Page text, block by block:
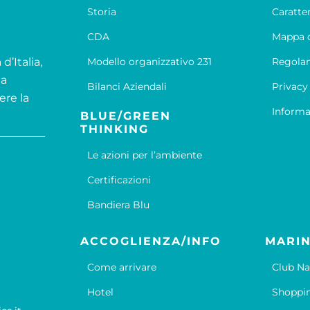
la
Storia
CDA
Modello organizzativo 231
Bilanci Aziendali
BLUE/GREEN
THINKING
Le azioni per l’ambiente
Certificazioni
Bandiera Blu
Mappa
ACCOGLIENZA/INFO
Come arrivare
Hotel
Club